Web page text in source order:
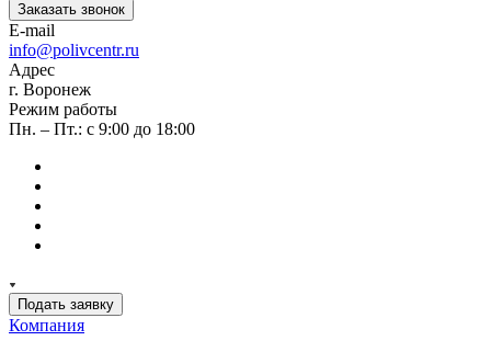
Заказать звонок
E-mail
info@polivcentr.ru
Адрес
г. Воронеж
Режим работы
Пн. – Пт.: с 9:00 до 18:00
Подать заявку
Компания